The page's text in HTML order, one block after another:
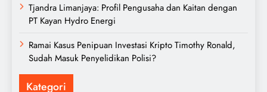
Tjandra Limanjaya: Profil Pengusaha dan Kaitan dengan
PT Kayan Hydro Energi
Ramai Kasus Penipuan Investasi Kripto Timothy Ronald,
Sudah Masuk Penyelidikan Polisi?
Kategori